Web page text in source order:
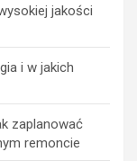
jakości
i w jakich
zaplanować
remoncie